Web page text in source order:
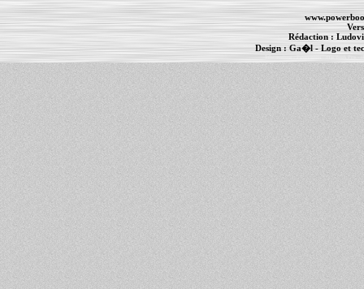
Rédaction :
Design :Ga�l - Logo et
PowerBook-MacBook Pro